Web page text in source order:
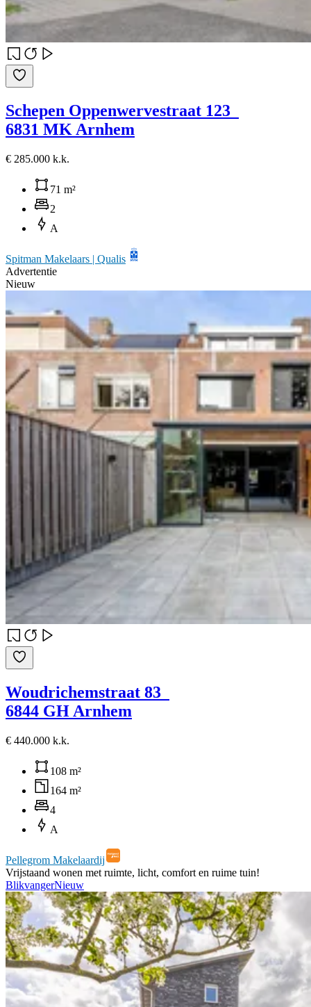
Schepen Oppenwervestraat 123
6831 MK Arnhem
€ 285.000 k.k.
71 m²
2
A
Spitman Makelaars | Qualis
Advertentie
Nieuw
Woudrichemstraat 83
6844 GH Arnhem
€ 440.000 k.k.
108 m²
164 m²
4
A
Pellegrom Makelaardij
Vrijstaand wonen met ruimte, licht, comfort en ruime tuin!
BlikvangerNieuw